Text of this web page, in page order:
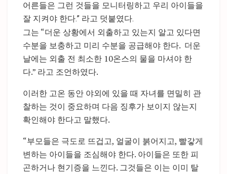
어른들은 그런 것들을 모니터링하고 우리 아이들을
잘 지켜야 한다.” 라고 덧붙였다.
그는 “더운 상황에서 외출하고 있는지 알고 있다면
수분을 보충하고 미리 수분을 공급해야 한다. 더운
날에는 외출 전 최소한 10온스의 물을 마셔야 한
다.” 라고 조언하였다.
이러한 고온 동안 야외에 있을 때 자녀를 면밀히 관
찰하는 것이 중요하며 다음 징후가 보이지 않는지
확인해야 한다고 말했다.
“부모들은 극도로 뜨겁고, 얼굴이 붉어지고, 빨갛게
변하는 아이들을 조심해야 한다. 아이들은 또한 피
곤하거나 현기증을 느낀다. 그것들은 이는 이미 탈